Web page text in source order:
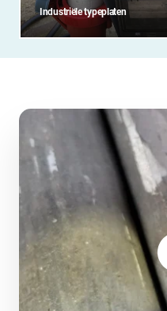
Industriële typeplaten